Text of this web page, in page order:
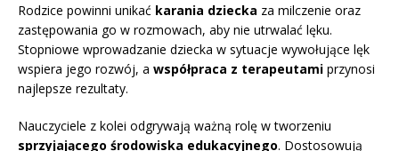
Rodzice powinni unikać karania dziecka za milczenie oraz
zastępowania go w rozmowach, aby nie utrwalać lęku.
Stopniowe wprowadzanie dziecka w sytuacje wywołujące lęk
wspiera jego rozwój, a współpraca z terapeutami przynosi
najlepsze rezultaty.
Nauczyciele z kolei odgrywają ważną rolę w tworzeniu
sprzyjającego środowiska edukacyjnego. Dostosowują